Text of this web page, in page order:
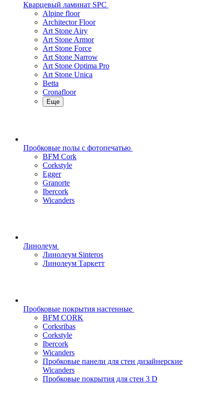
Кварцевый ламинат SPC
Alpine floor
Architector Floor
Art Stone Airy
Art Stone Armor
Art Stone Force
Art Stone Narrow
Art Stone Optima Pro
Art Stone Unica
Betta
Cronafloor
Еще
Пробковые полы с фотопечатью
BFM Cork
Corkstyle
Egger
Granorte
Ibercork
Wicanders
Линолеум
Линолеум Sinteros
Линолеум Таркетт
Пробковые покрытия настенные
BFM CORK
Corksribas
Corkstyle
Ibercork
Wicanders
Пробковые панели для стен дизайнерские
Wicanders
Пробковые покрытия для стен 3 D